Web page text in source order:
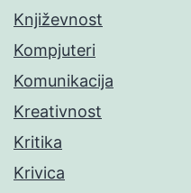
Književnost
Kompjuteri
Komunikacija
Kreativnost
Kritika
Krivica